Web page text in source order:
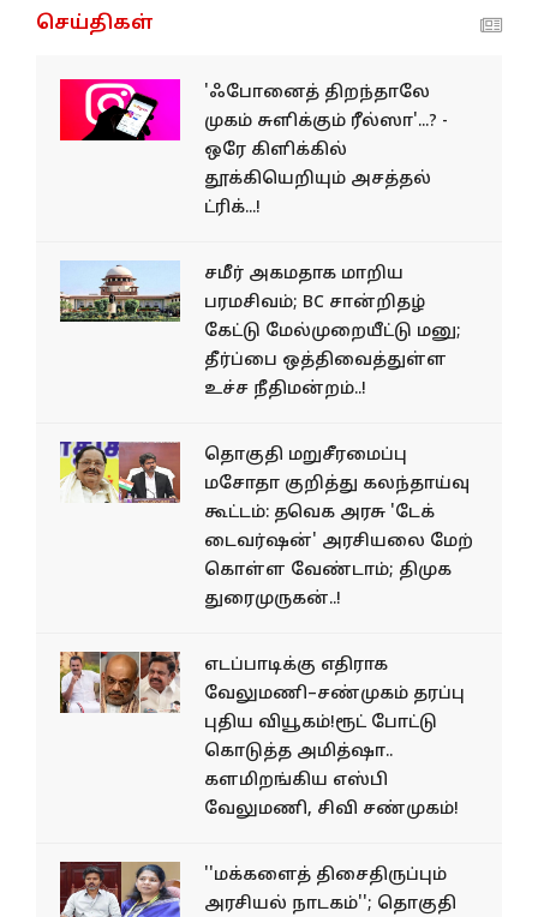
செய்திகள்
'ஃபோனைத் திறந்தாலே
முகம் சுளிக்கும் ரீல்ஸா'...? -
ஒரே கிளிக்கில்
தூக்கியெறியும் அசத்தல்
ட்ரிக்...!
சமீர் அகமதாக மாறிய
பரமசிவம்; BC சான்றிதழ்
கேட்டு மேல்​முறையீட்டு மனு;
தீர்ப்பை ஒத்திவைத்துள்ள
உச்ச நீதிமன்றம்..!
தொகுதி மறுசீரமைப்பு
மசோதா குறித்து கலந்தாய்வு
கூட்டம்: தவெக அரசு 'டேக்
டைவர்​ஷன்' அரசி​யலை மேற்​
கொள்ள வேண்​டாம்; திமுக
துரைமுருகன்..!
எடப்பாடிக்கு எதிராக
வேலுமணி–சண்முகம் தரப்பு
புதிய வியூகம்!ரூட் போட்டு
கொடுத்த அமித்ஷா..
களமிறங்கிய எஸ்பி
வேலுமணி, சிவி சண்முகம்!
''மக்களைத் திசைதிருப்பும்
அரசியல் நாடகம்''; தொகுதி